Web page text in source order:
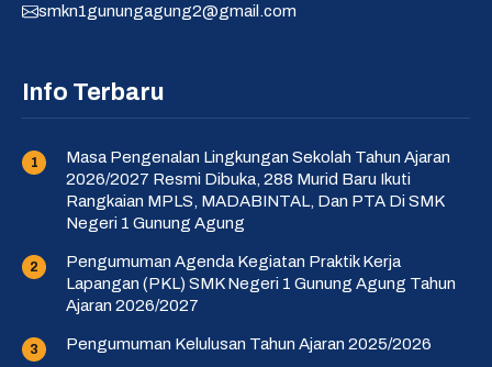
smkn1gunungagung2@gmail.com
Info Terbaru
Masa Pengenalan Lingkungan Sekolah Tahun Ajaran
2026/2027 Resmi Dibuka, 288 Murid Baru Ikuti
Rangkaian MPLS, MADABINTAL, Dan PTA Di SMK
Negeri 1 Gunung Agung
Pengumuman Agenda Kegiatan Praktik Kerja
Lapangan (PKL) SMK Negeri 1 Gunung Agung Tahun
Ajaran 2026/2027
Pengumuman Kelulusan Tahun Ajaran 2025/2026